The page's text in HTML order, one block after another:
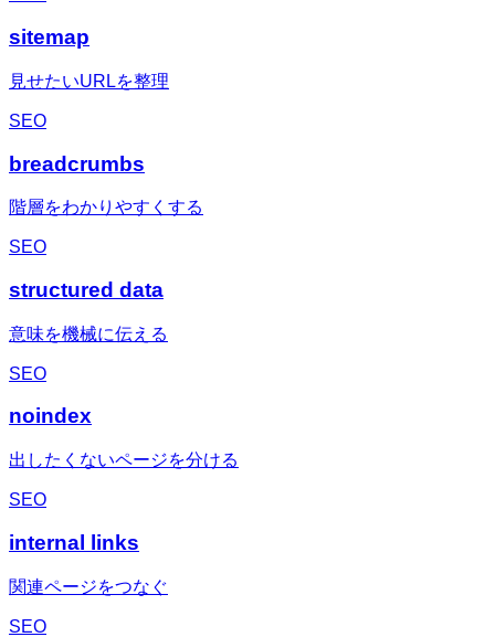
sitemap
見せたいURLを整理
SEO
breadcrumbs
階層をわかりやすくする
SEO
structured data
意味を機械に伝える
SEO
noindex
出したくないページを分ける
SEO
internal links
関連ページをつなぐ
SEO